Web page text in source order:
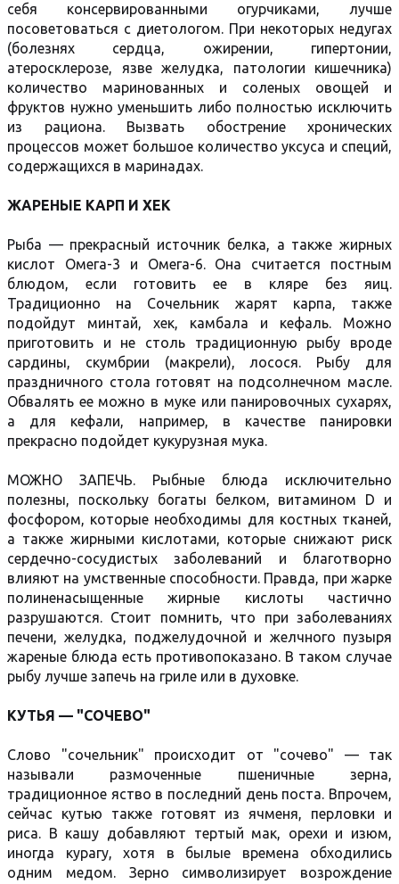
себя консервированными огурчиками, лучше
посоветоваться с диетологом. При некоторых недугах
(болезнях сердца, ожирении, гипертонии,
атеросклерозе, язве желудка, патологии кишечника)
количество маринованных и соленых овощей и
фруктов нужно уменьшить либо полностью исключить
из рациона. Вызвать обострение хронических
процессов может большое количество уксуса и специй,
содержащихся в маринадах.
ЖАРЕНЫЕ КАРП И ХЕК
Рыба — прекрасный источник белка, а также жирных
кислот Омега-3 и Омега-6. Она считается постным
блюдом, если готовить ее в кляре без яиц.
Традиционно на Сочельник жарят карпа, также
подойдут минтай, хек, камбала и кефаль. Можно
приготовить и не столь традиционную рыбу вроде
сардины, скумбрии (макрели), лосося. Рыбу для
праздничного стола готовят на подсолнечном масле.
Обвалять ее можно в муке или панировочных сухарях,
а для кефали, например, в качестве панировки
прекрасно подойдет кукурузная мука.
МОЖНО ЗАПЕЧЬ. Рыбные блюда исключительно
полезны, поскольку богаты белком, витамином D и
фосфором, которые необходимы для костных тканей,
а также жирными кислотами, которые снижают риск
сердечно-сосудистых заболеваний и благотворно
влияют на умственные способности. Правда, при жарке
полиненасыщенные жирные кислоты частично
разрушаются. Стоит помнить, что при заболеваниях
печени, желудка, поджелудочной и желчного пузыря
жареные блюда есть противопоказано. В таком случае
рыбу лучше запечь на гриле или в духовке.
КУТЬЯ — "СОЧЕВО"
Слово "сочельник" происходит от "сочево" — так
называли размоченные пшеничные зерна,
традиционное яство в последний день поста. Впрочем,
сейчас кутью также готовят из ячменя, перловки и
риса. В кашу добавляют тертый мак, орехи и изюм,
иногда курагу, хотя в былые времена обходились
одним медом. Зерно символизирует возрождение